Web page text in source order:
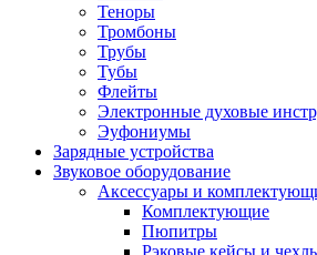
Теноры
Тромбоны
Трубы
Тубы
Флейты
Электронные духовые
Эуфониумы
Зарядные устройства
Звуковое оборудование
Аксессуары и
Комплектующие
Пюпитры
Рэковые кейсы и